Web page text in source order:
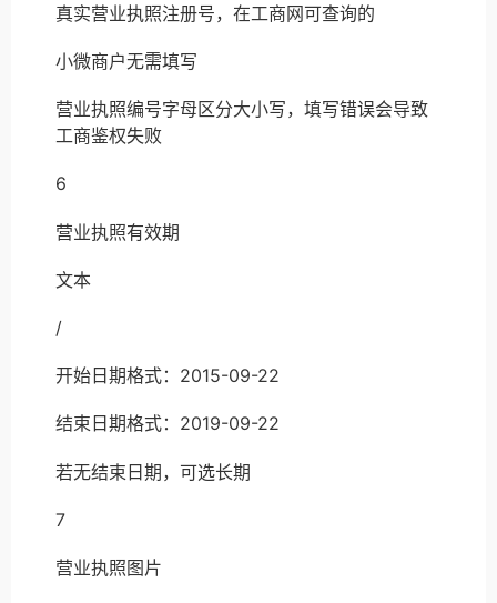
真实营业执照注册号，在工商网可查询的
小微商户无需填写
营业执照编号字母区分大小写，填写错误会导致
工商鉴权失败
6
营业执照有效期
文本
/
开始日期格式：2015-09-22
结束日期格式：2019-09-22
若无结束日期，可选长期
7
营业执照图片